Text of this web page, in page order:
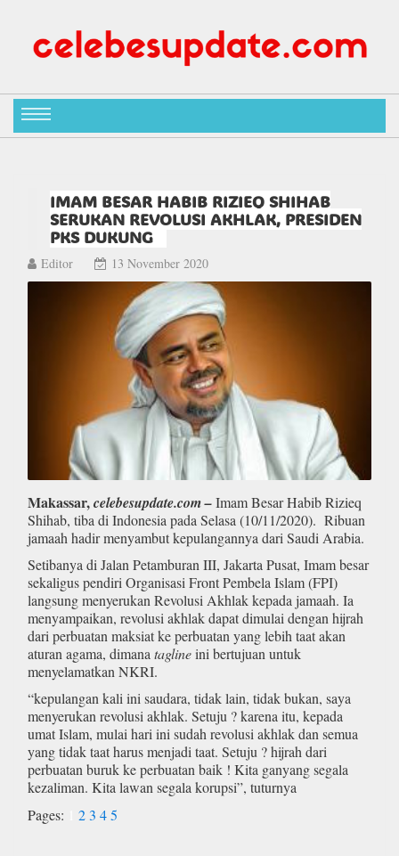
IMAM BESAR HABIB RIZIEQ SHIHAB
SERUKAN REVOLUSI AKHLAK, PRESIDEN
PKS DUKUNG
Editor 13 November 2020
Makassar,celebesupdate.com –Imam Besar Habib Rizieq
Shihab, tiba di Indonesia pada Selasa (10/11/2020). Ribuan
jamaah hadir menyambut kepulangannya dari Saudi Arabia.
Setibanya di Jalan Petamburan III, Jakarta Pusat, Imam besar
sekaligus pendiri Organisasi Front Pembela Islam (FPI)
langsung menyerukan Revolusi Akhlak kepada jamaah. Ia
menyampaikan, revolusi akhlak dapat dimulai dengan hijrah
dari perbuatan maksiat ke perbuatan yang lebih taat akan
aturan agama, dimanataglineini bertujuan untuk
menyelamatkan NKRI.
“kepulangan kali ini saudara, tidak lain, tidak bukan, saya
menyerukan revolusi akhlak. Setuju ? karena itu, kepada
umat Islam, mulai hari ini sudah revolusi akhlak dan semua
yang tidak taat harus menjadi taat. Setuju ? hijrah dari
perbuatan buruk ke perbuatan baik ! Kita ganyang segala
kezaliman. Kita lawan segala korupsi”, tuturnya
Pages:
23 45